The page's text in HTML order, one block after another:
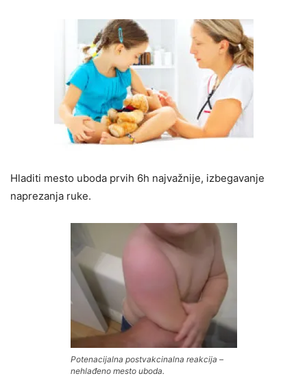
Hladiti mesto uboda prvih 6h najvažnije, izbegavanje
naprezanja ruke.
Potenacijalna postvakcinalna reakcija –
nehlađeno mesto uboda.